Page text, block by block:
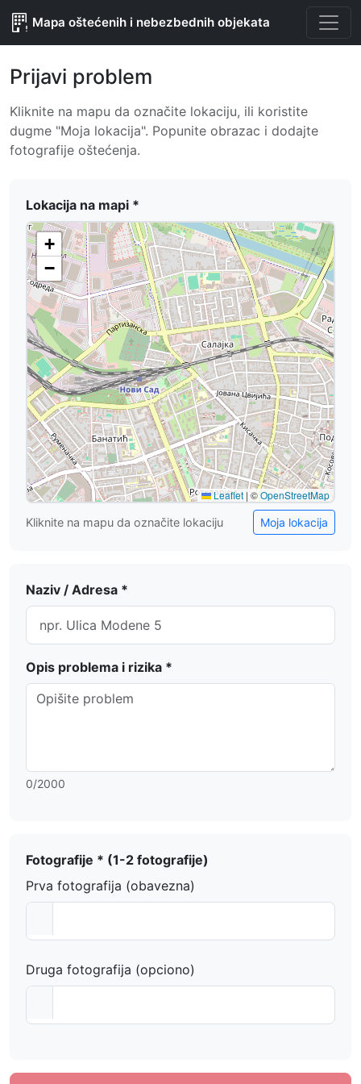
Mapa oštećenih i nebezbednih objekata
Prijavi problem
Kliknite na mapu da označite lokaciju, ili koristite
dugme "Moja lokacija". Popunite obrazac i dodajte
fotografije oštećenja.
Lokacija na mapi *
+
−
Leaflet | ©OpenStreetMap
Kliknite na mapu da označite lokaciju
Moja lokacija
Naziv / Adresa *
Opis problema i rizika *
0/2000
Fotografije * (1-2 fotografije)
Prva fotografija (obavezna)
Druga fotografija (opciono)